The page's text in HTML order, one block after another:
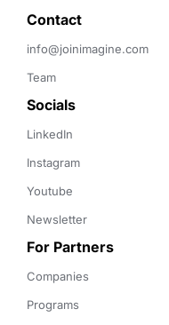
Contact
info@joinimagine.com
Team
Socials
LinkedIn
Instagram
Youtube
Newsletter
For Partners
Companies
Programs